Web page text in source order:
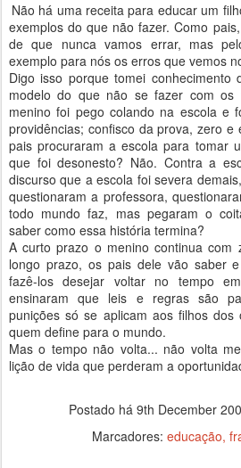
Não há uma receita para educar um
exemplos do que não fazer. Como
de que nunca vamos errar, mas
exemplo para nós os erros que vemos
Digo isso porque tomei
modelo do que não se fazer com
menino foi pego colando na escola e
providências; confisco da prova, zero
pais procuraram a escola para tomar
que foi desonesto? Não. Contra a
discurso que a escola foi severa
questionaram a professora,
todo mundo faz, mas pegaram o
saber como essa história termina?
A curto prazo o menino continua
longo prazo, os pais dele vão saber
fazê-los desejar voltar no tempo
ensinaram que leis e regras são
punições só se aplicam aos filhos
quem define para o mundo.
Mas o tempo não volta... não volta
lição de vida que perderam a
Postado há 9th December
Marcadores: educação